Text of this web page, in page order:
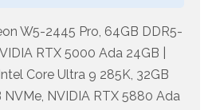
W5-2445 Pro, 64GB DDR5-
RTX 5000 Ada 24GB |
Core Ultra 9 285K, 32GB
NVMe, NVIDIA RTX 5880 Ada